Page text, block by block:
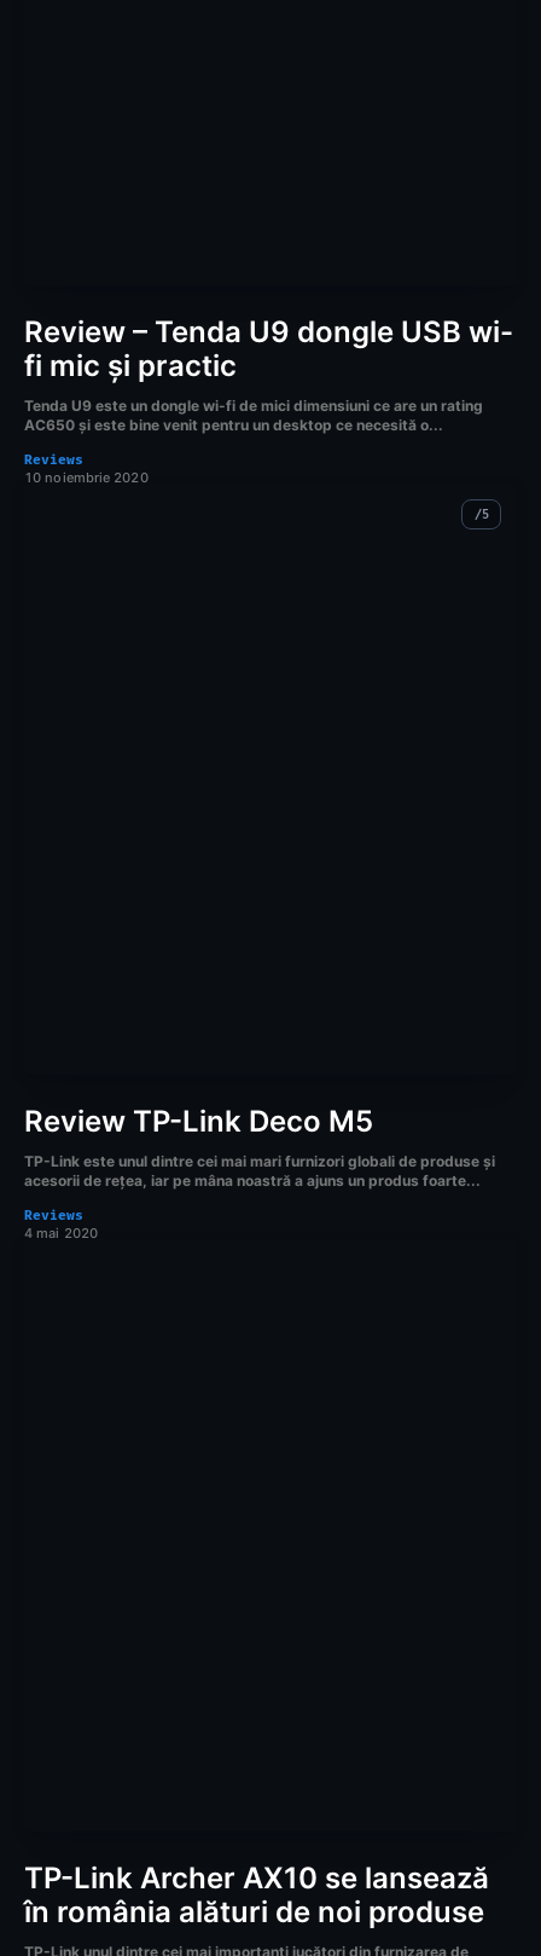
Review – Tenda U9 dongle USB wi-
fi mic și practic
Tenda U9 este un dongle wi-fi de mici dimensiuni ce are un rating
AC650 și este bine venit pentru un desktop ce necesită o...
Reviews
10 noiembrie 2020
Review TP-Link Deco M5
TP-Link este unul dintre cei mai mari furnizori globali de produse și
acesorii de rețea, iar pe mâna noastră a ajuns un produs foarte...
Reviews
4 mai 2020
TP-Link Archer AX10 se lansează
în românia alături de noi produse
TP-Link unul dintre cei mai importanți jucători din furnizarea de